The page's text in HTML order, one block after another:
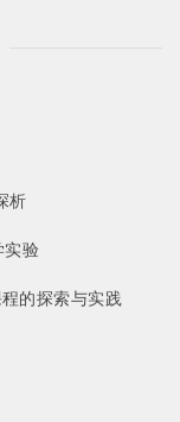
析
验
的探索与实践